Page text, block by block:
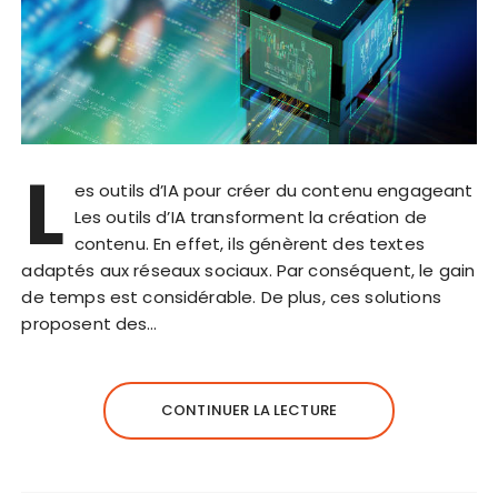
L es outils d’IA pour créer du contenu engageant
Les outils d’IA transforment la création de
contenu. En effet, ils génèrent des textes
adaptés aux réseaux sociaux. Par conséquent, le gain
de temps est considérable. De plus, ces solutions
proposent des…
CONTINUER LA LECTURE